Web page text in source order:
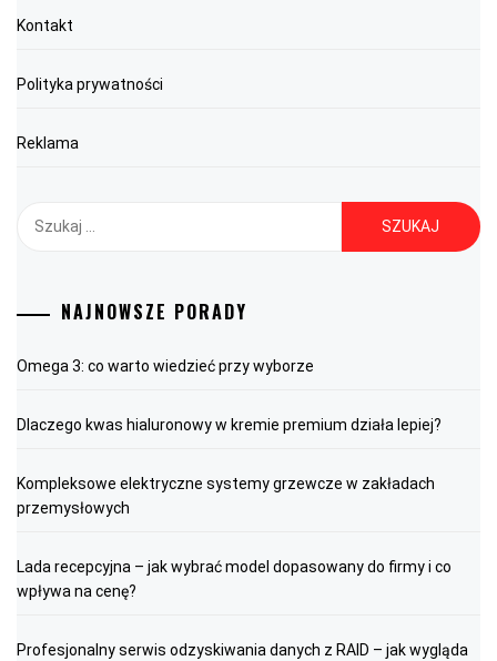
Kontakt
Polityka prywatności
Reklama
NAJNOWSZE PORADY
Omega 3: co warto wiedzieć przy wyborze
Dlaczego kwas hialuronowy w kremie premium działa lepiej?
Kompleksowe elektryczne systemy grzewcze w zakładach
przemysłowych
Lada recepcyjna – jak wybrać model dopasowany do firmy i co
wpływa na cenę?
Profesjonalny serwis odzyskiwania danych z RAID – jak wygląda